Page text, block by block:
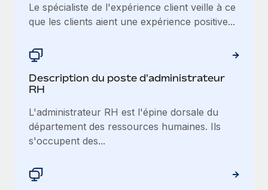
Le spécialiste de l'expérience client veille à ce
que les clients aient une expérience positive...
Description du poste d'administrateur
RH
L'administrateur RH est l'épine dorsale du
département des ressources humaines. Ils
s'occupent des...